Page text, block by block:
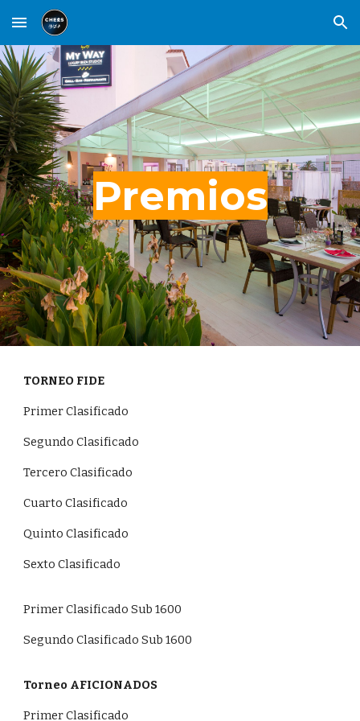
Skip to main content Skip to navigation
Premios
TORNEO FIDE
Primer Clasificado
Segundo Clasificado
Tercero Clasificado
Cuarto Clasificado
Quinto Clasificado
Sexto Clasificado
Primer Clasificado Sub 1600
Segundo Clasificado Sub 1600
Torneo AFICIONADOS
Primer Clasificado